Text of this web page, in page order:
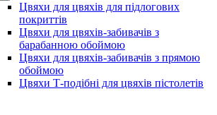
Цвяхи для цвяхів для підлогових
покриттів
Цвяхи для цвяхів-забивачів з
барабанною обоймою
Цвяхи для цвяхів-забивачів з прямою
обоймою
Цвяхи Т-подібні для цвяхів пістолетів